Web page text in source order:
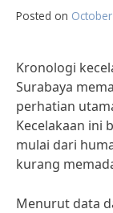
Posted on
Kronologi
Surabaya
perhatian
Kecelakaan ini
mulai dari
kurang
Menurut data